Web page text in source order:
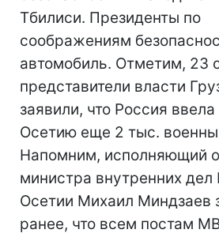
Тбилиси. Президенты по
соображениям
автомобиль. Отметим, 23
представители власти
заявили, что Россия
Осетию еще 2 тыс.
Напомним, исполняющий
министра внутренних
Осетии Михаил Миндзаев
ранее, что всем постам